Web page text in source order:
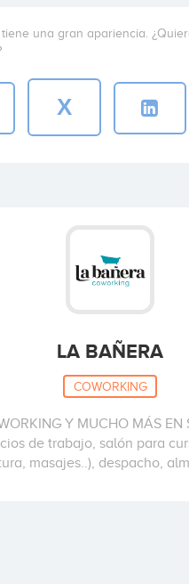
tiene una gran apariencia.
X
LA BAÑERA
COWORKING
Y MUCHO MÁS EN
de trabajo, salón para
masajes..), despacho,